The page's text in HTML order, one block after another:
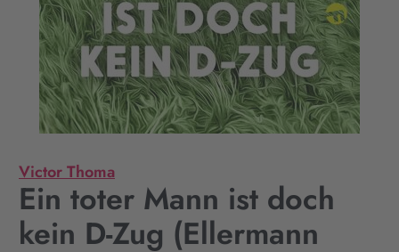
Victor Thoma
Ein toter Mann ist doch
kein D-Zug (Ellermann